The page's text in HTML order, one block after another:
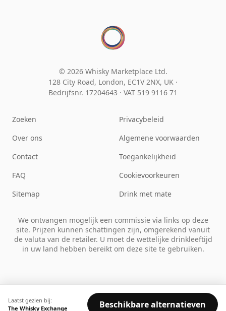
Laatst gezien bij:
The Whisky Exchange
Beschikbare alternatieven
© 2026 Whisky Marketplace Ltd.
128 City Road, London, EC1V 2NX, UK ·
Bedrijfsnr. 17204643 · VAT 519 9116 71
Zoeken
Over ons
Contact
FAQ
Sitemap
Privacybeleid
Algemene voorwaarden
Toegankelijkheid
Cookievoorkeuren
Drink met mate
We ontvangen mogelijk een commissie via links op deze
site. Prijzen kunnen schattingen zijn, omgerekend vanuit
de valuta van de retailer. U moet de wettelijke drinkleeftijd
in uw land hebben bereikt om deze site te gebruiken.